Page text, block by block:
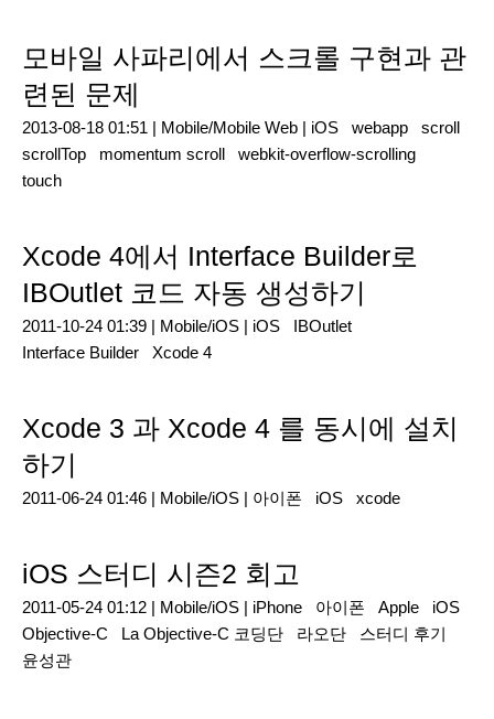
모바일 사파리에서 스크롤 구현과 관
련된 문제
2013-08-18 01:51 | Mobile/Mobile Web | iOS webapp
scroll
scrollTop
momentum scroll
webkit-overflow-scrolling
touch
Xcode 4에서 Interface Builder로
IBOutlet 코드 자동 생성하기
2011-10-24 01:39 | Mobile/iOS | iOS
IBOutlet
Interface Builder
Xcode 4
Xcode 3 과 Xcode 4 를 동시에 설치
하기
2011-06-24 01:46 | Mobile/iOS | 아이폰 iOS xcode
iOS 스터디 시즌2 회고
2011-05-24 01:12 | Mobile/iOS | iPhone 아이폰 Apple
iOS
Objective-C
La Objective-C 코딩단 라오단
스터디 후기
윤성관